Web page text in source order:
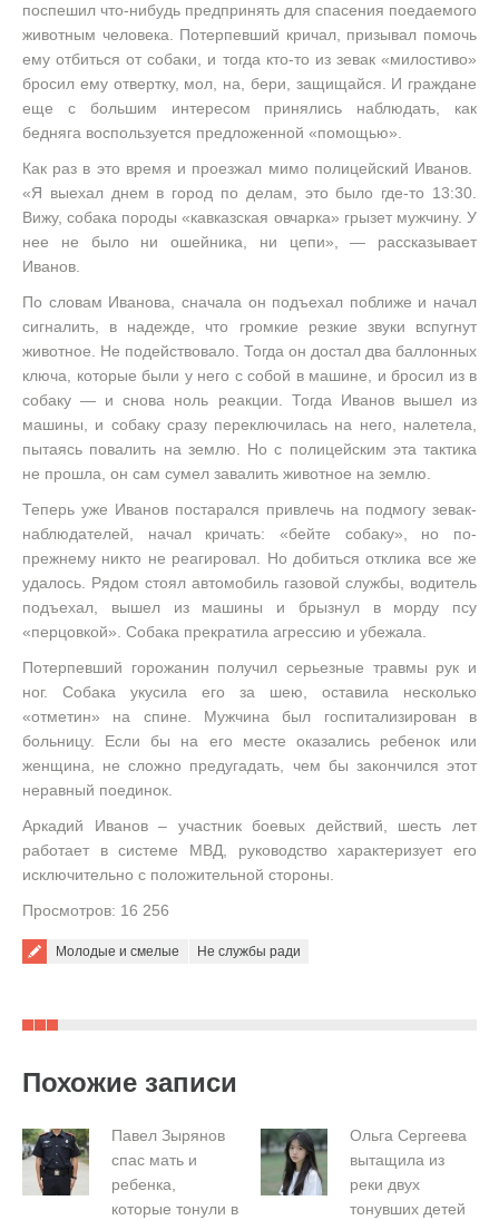
поспешил что-нибудь предпринять для спасения поедаемого
животным человека. Потерпевший кричал, призывал помочь
ему отбиться от собаки, и тогда кто-то из зевак «милостиво»
бросил ему отвертку, мол, на, бери, защищайся. И граждане
еще с большим интересом принялись наблюдать, как
бедняга воспользуется предложенной «помощью».
Как раз в это время и проезжал мимо полицейский Иванов.
«Я выехал днем в город по делам, это было где-то 13:30.
Вижу, собака породы «кавказская овчарка» грызет мужчину. У
нее не было ни ошейника, ни цепи», — рассказывает
Иванов.
По словам Иванова, сначала он подъехал поближе и начал
сигналить, в надежде, что громкие резкие звуки вспугнут
животное. Не подействовало. Тогда он достал два баллонных
ключа, которые были у него с собой в машине, и бросил из в
собаку — и снова ноль реакции. Тогда Иванов вышел из
машины, и собаку сразу переключилась на него, налетела,
пытаясь повалить на землю. Но с полицейским эта тактика
не прошла, он сам сумел завалить животное на землю.
Теперь уже Иванов постарался привлечь на подмогу зевак-
наблюдателей, начал кричать: «бейте собаку», но по-
прежнему никто не реагировал. Но добиться отклика все же
удалось. Рядом стоял автомобиль газовой службы, водитель
подъехал, вышел из машины и брызнул в морду псу
«перцовкой». Собака прекратила агрессию и убежала.
Потерпевший горожанин получил серьезные травмы рук и
ног. Собака укусила его за шею, оставила несколько
«отметин» на спине. Мужчина был госпитализирован в
больницу. Если бы на его месте оказались ребенок или
женщина, не сложно предугадать, чем бы закончился этот
неравный поединок.
Аркадий Иванов – участник боевых действий, шесть лет
работает в системе МВД, руководство характеризует его
исключительно с положительной стороны.
Просмотров: 16 256
Молодые и смелые Не службы ради
Похожие записи
Павел Зырянов
спас мать и
ребенка,
которые тонули в
Ольга Сергеева
вытащила из
реки двух
тонувших детей